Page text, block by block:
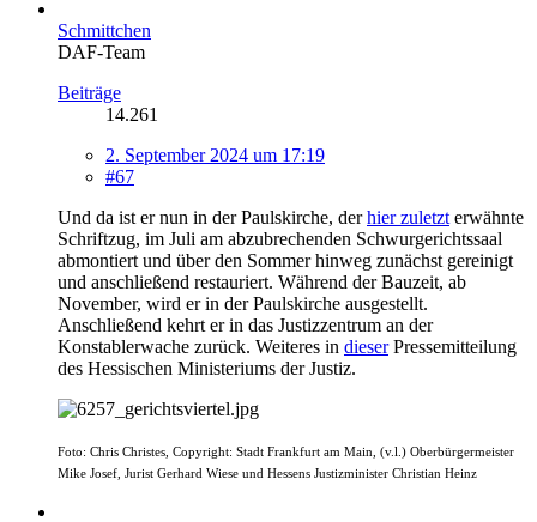
Schmittchen
DAF-Team
Beiträge
14.261
2. September 2024 um 17:19
#67
Und da ist er nun in der Paulskirche, derhier zuletzt erwähnte
Schriftzug, im Juli am abzubrechenden Schwurgerichtssaal
abmontiert und über den Sommer hinweg zunächst gereinigt
und anschließend restauriert. Während der Bauzeit, ab
November, wird er in der Paulskirche ausgestellt.
Anschließend kehrt er in das Justizzentrum an der
Konstablerwache zurück. Weiteres in dieserPressemitteilung
des Hessischen Ministeriums der Justiz.
Foto: Chris Christes, Copyright: Stadt Frankfurt am Main, (v.l.) Oberbürgermeister
Mike Josef, Jurist Gerhard Wiese und Hessens Justizminister Christian Heinz